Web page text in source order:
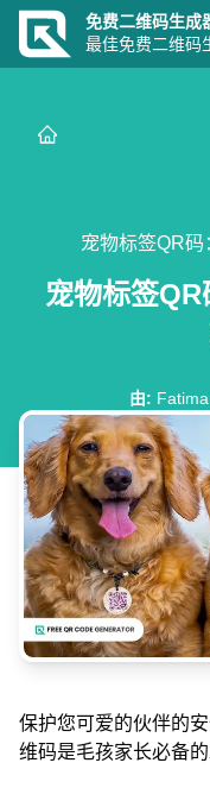
免费二维码生成
最佳免费二维码
宠物标签QR
宠物标签QR
由: Fatima
保护您可爱的伙伴的
维码是毛孩家长必备的